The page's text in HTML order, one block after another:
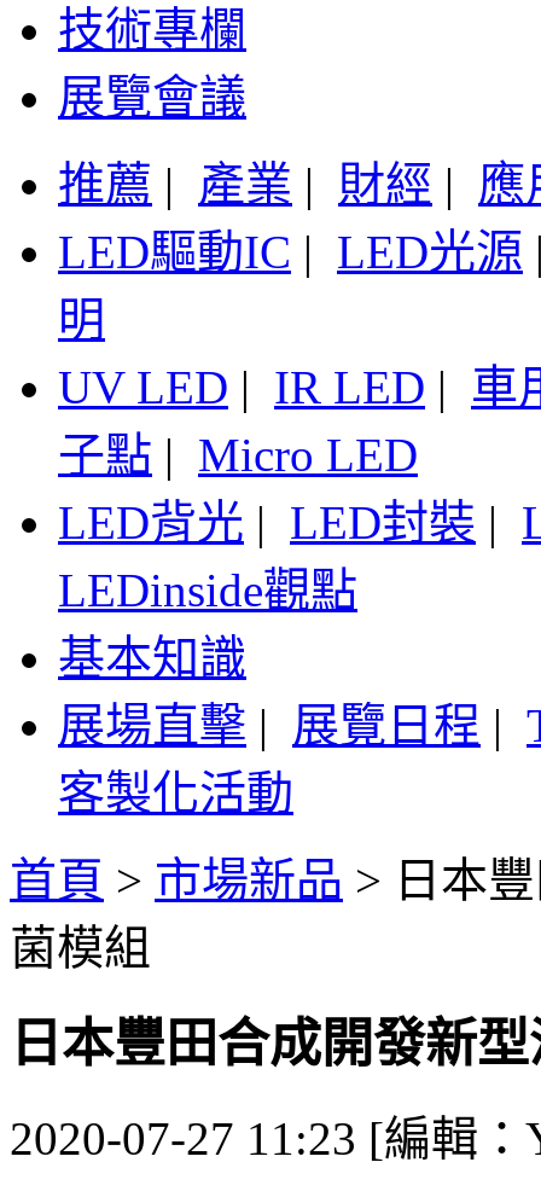
技術專欄
展覽會議
推薦 | 產業 | 財經 | 應
LED驅動IC | LED光源
明
UV LED | IR LED | 車
子點 | Micro LED
LED背光 | LED封裝 |
LEDinside觀點
基本知識
展場直擊 | 展覽日程 |
客製化活動
首頁 > 市場新品 > 日本
菌模組
日本豐田合成開發新
2020-07-27 11:23 [編輯